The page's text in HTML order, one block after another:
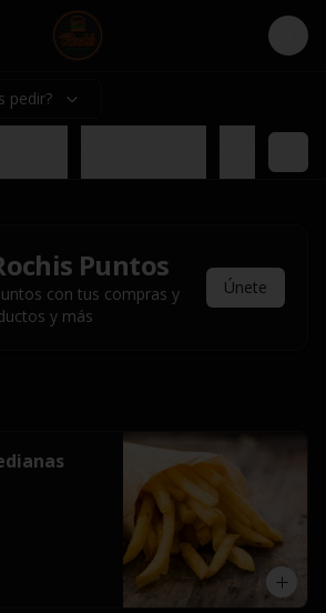
Login
pedir?
Puntos
con tus compras y
y más
Únete